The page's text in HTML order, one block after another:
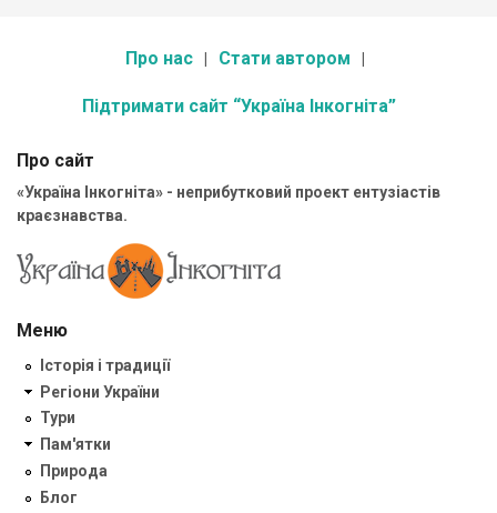
Про нас Стати автором
Підтримати сайт “Україна Інкогніта”
Про сайт
«Україна Інкогніта» - неприбутковий проект ентузіастів
краєзнавства.
Меню
Історія і традиції
Регіони України
Тури
Пам'ятки
Природа
Блог